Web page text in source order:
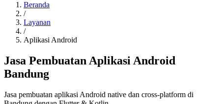
Beranda
/
Layanan
/
Aplikasi Android
Jasa Pembuatan Aplikasi Android
Bandung
Jasa pembuatan aplikasi Android native dan cross-platform di